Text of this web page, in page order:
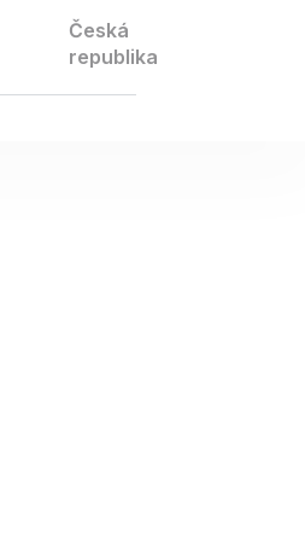
Česká
republika